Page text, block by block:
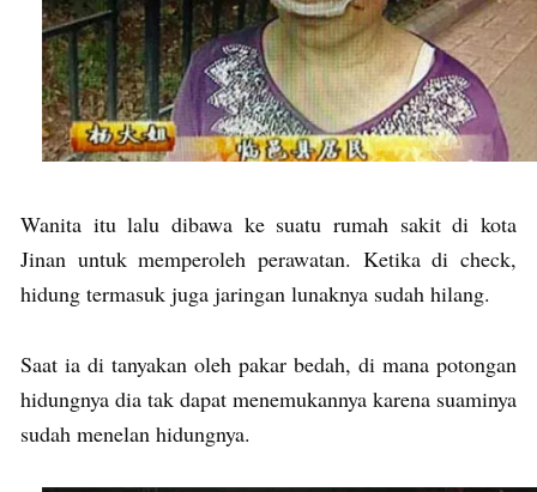
Wanita itu lalu dibawa ke suatu rumah sakit di kota
Jinan untuk memperoleh perawatan. Ketika di check,
hidung termasuk juga jaringan lunaknya sudah hilang.
Saat ia di tanyakan oleh pakar bedah, di mana potongan
hidungnya dia tak dapat menemukannya karena suaminya
sudah menelan hidungnya.